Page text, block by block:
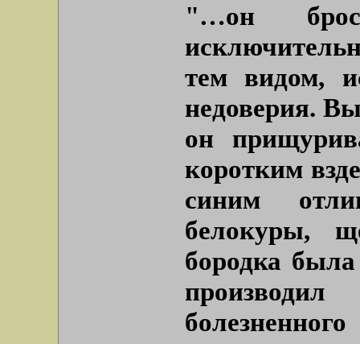
"…он
тем видом,
недоверия.
он
коротким
синим
белокуры,
бородка